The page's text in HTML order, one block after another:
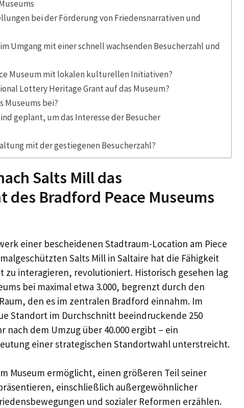
bei der Förderung von Friedensnarrativen und
Umgang mit einer schnell wachsenden Besucherzahl und
Museum mit lokalen kulturellen Initiativen?
Lottery Heritage Grant auf das Museum?
Museums bei?
geplant, um das Interesse der Besucher
mit der gestiegenen Besucherzahl?
Salts Mill das
des Bradford Peace Museums
einer bescheidenen Stadtraum-Location am Piece
Salts Mill in Saltaire hat die Fähigkeit
zu interagieren, revolutioniert. Historisch gesehen lag
bei maximal etwa 3.000, begrenzt durch den
den es im zentralen Bradford einnahm. Im
Standort im Durchschnitt beeindruckende 250
nach dem Umzug über 40.000 ergibt – ein
einer strategischen Standortwahl unterstreicht.
Museum ermöglicht, einen größeren Teil seiner
einschließlich außergewöhnlicher
und sozialer Reformen erzählen.